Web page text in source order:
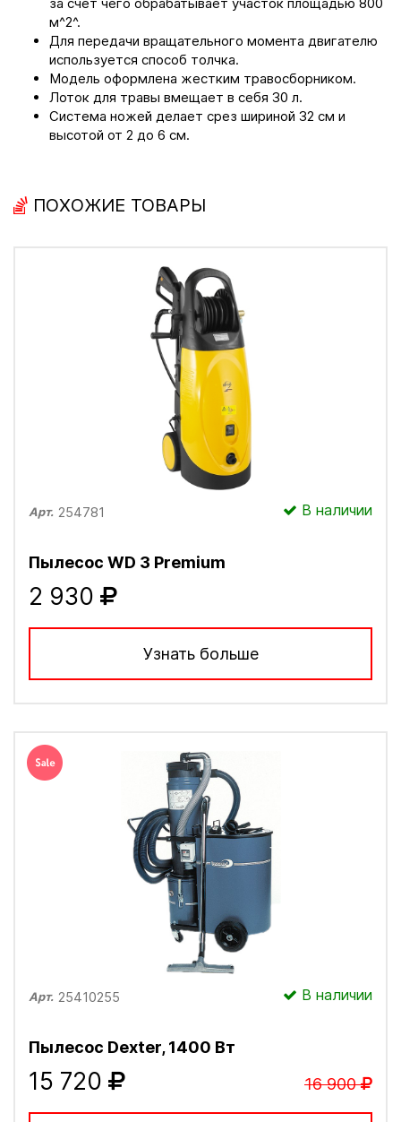
м^2^.
Для передачи вращательного момента двигателю
используется способ толчка.
Модель оформлена жестким травосборником.
Лоток для травы вмещает в себя 30 л.
Система ножей делает срез шириной 32 см и
высотой от 2 до 6 см.
ПОХОЖИЕ ТОВАРЫ
Арт. 254781 В наличии
Пылесос WD 3 Рremium
2 930
Узнать больше
Арт. 25410255 В наличии
Пылесос Dexter, 1400 Вт
15 720 16 900